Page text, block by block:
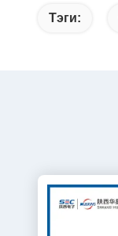
Тэги: